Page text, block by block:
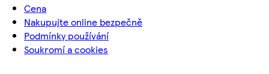
Cena
Nakupujte online bezpečně
Podmínky používání
Soukromí a cookies